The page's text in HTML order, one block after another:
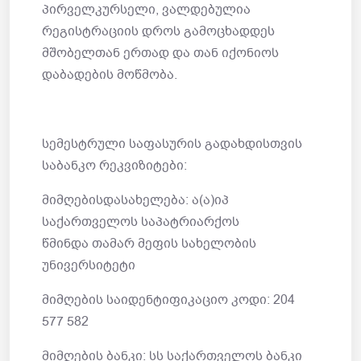
პირველკურსელი, ვალდებულია
რეგისტრაციის დროს გამოცხადდეს
მშობელთან ერთად და თან იქონიოს
დაბადების მოწმობა.
სემესტრული საფასურის გადახდისთვის
საბანკო რეკვიზიტები:
მიმღებისდასახელება: ა(ა)იპ
საქართველოს საპატრიარქოს
წმინდა თამარ მეფის სახელობის
უნივერსიტეტი
მიმღების საიდენტიფიკაციო კოდი: 204
577 582
მიმღების ბანკი: სს საქართველოს ბანკი